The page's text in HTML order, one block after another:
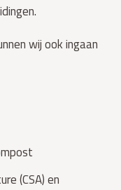
wij ook ingaan
(CSA) en